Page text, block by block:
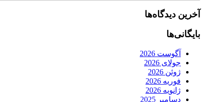
آخرین دیدگاه‌ها
بایگانی‌ها
آگوست 2026
جولای 2026
ژوئن 2026
فوریه 2026
ژانویه 2026
دسامبر 2025